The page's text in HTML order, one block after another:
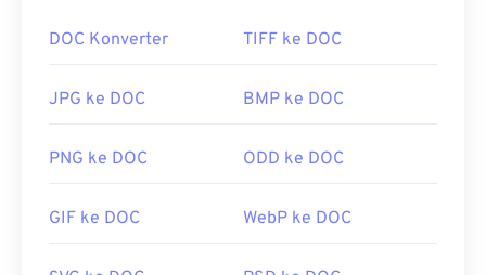
DOC Konverter TIFF ke DOC
JPG ke DOC BMP ke DOC
PNG ke DOC ODD ke DOC
GIF ke DOC WebP ke DOC